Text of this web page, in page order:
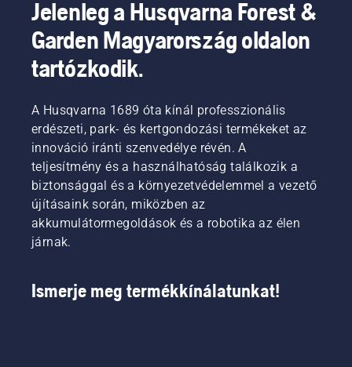
sapkát,
fordítsa
el kézzel,
vagy
esetén
használjon
csavarhúzót.
Jelenleg a Husqvarna Forest &
Garden Magyarország oldalon
tartózkodik.
A Husqvarna 1689 óta kínál professzionális
erdészeti, park- és kertgondozási termékeket az
innováció iránti szenvedélye révén. A
teljesítmény és a használhatóság találkozik a
biztonsággal és a környezetvédelemmel a vezető
újításaink során, miközben az
akkumulátormegoldások és a robotika az élen
járnak.
Ismerje meg termékkínálatunkat!